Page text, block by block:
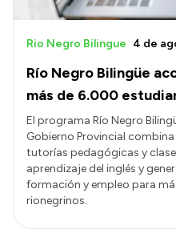
Río Negro Bilingüe
más de 6.000
Rio Negro Bilingue 4 de
El programa Río Negro
Gobierno Provincial
tutorías pedagógicas y
aprendizaje del inglés y
formación y empleo para
rionegrinos.